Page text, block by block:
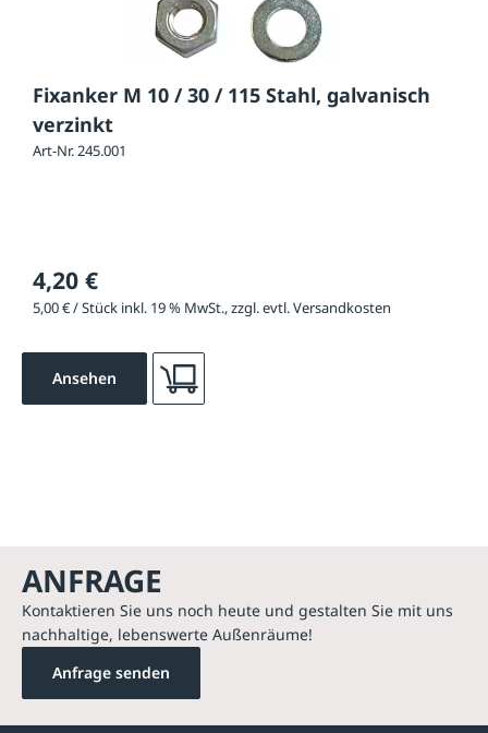
Fixanker M 10 / 30 / 115 Stahl, galvanisch
verzinkt
Art-Nr. 245.001
4,20 €
5,00 € / Stück inkl. 19 % MwSt., zzgl. evtl. Versandkosten
Ansehen
ANFRAGE
Kontaktieren Sie uns noch heute und gestalten Sie mit uns
nachhaltige, lebenswerte Außenräume!
Anfrage senden